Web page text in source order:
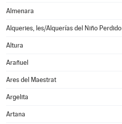
Almenara
Alqueries, les/Alquerías del Niño Perdido
Altura
Arañuel
Ares del Maestrat
Argelita
Artana